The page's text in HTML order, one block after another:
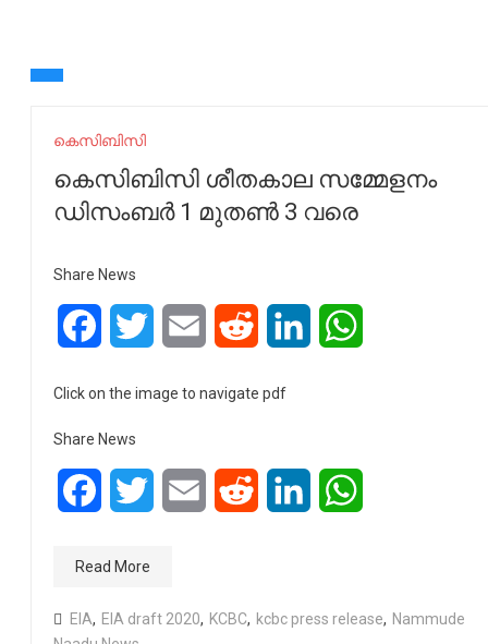
കെസിബിസി
കെസിബിസി ശീതകാല സമ്മേളനം
ഡിസംബർ 1 മുതണ്‍ 3 വരെ
Share News
FacebookTwitter Email Reddit LinkedIn
Click on the image to navigate pdf
Share News
FacebookTwitter Email Reddit LinkedIn
Read More
EIA, EIA draft 2020, KCBC, kcbc press release, Nammude